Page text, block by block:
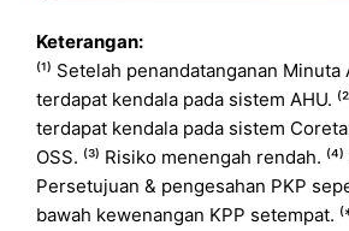
Keterangan:
⁽¹⁾ Setelah penandatanganan
terdapat kendala pada sistem AHU.
terdapat kendala pada sistem
OSS. ⁽³⁾ Risiko menengah rendah. ⁽⁴⁾
Persetujuan & pengesahan PKP
bawah kewenangan KPP setempat.